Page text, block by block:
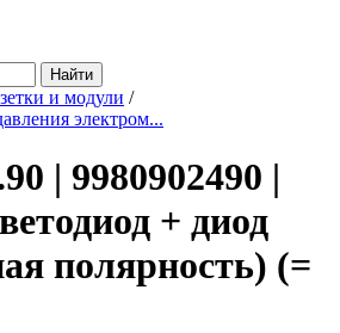
и модули /
электром...
| 9980902490 |
+ диод
полярность) (=